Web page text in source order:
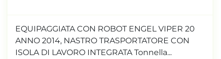
EQUIPAGGIATA CON ROBOT ENGEL VIPER 20
ANNO 2014, NASTRO TRASPORTATORE CON
ISOLA DI LAVORO INTEGRATA Tonnella...